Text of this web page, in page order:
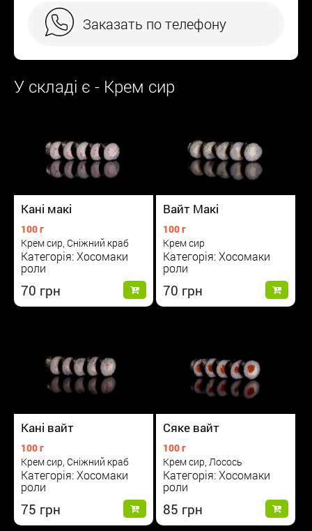
Заказать по телефону
У складі є - Крем сир
Кані макі
100 г
Крем сир, Сніжний краб
Категорія: Хосомаки
роли
70
Вайт Макі
100 г
Крем сир
Категорія: Хосомаки
роли
70
Кані вайт
100 г
Крем сир, Сніжний краб
Категорія: Хосомаки
роли
75
Сяке вайт
100 г
Крем сир, Лосось
Категорія: Хосомаки
роли
85